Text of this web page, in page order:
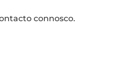
connosco.